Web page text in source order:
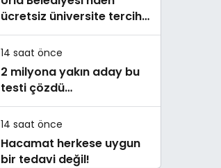
ücretsiz üniversite tercih
danışmanlığı
14 saat önce
2 milyona yakın aday bu
testi çözdü…
14 saat önce
Hacamat herkese uygun
bir tedavi değil!